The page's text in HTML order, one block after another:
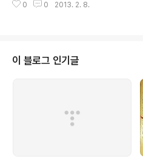
드 - 북미판 Make My Video - INXS -
ary Sh..
0 0 2013. 2. 8.
이 블로그 인기글